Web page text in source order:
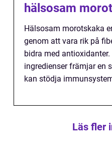
hälsosam
Hälsosam morotskaka
genom att vara rik på
bidra med
ingredienser främjar en
kan stödja
Läs fler